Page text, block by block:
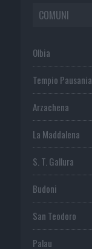
COMUNI
Olbia
Tempio Pausania
Arzachena
La Maddalena
S. T. Gallura
Budoni
San Teodoro
Palau